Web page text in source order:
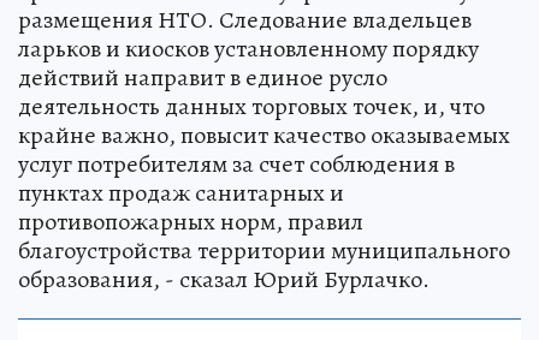
органами местного самоуправления схему
размещения НТО. Следование владельцев
ларьков и киосков установленному порядку
действий направит в единое русло
деятельность данных торговых точек, и, что
крайне важно, повысит качество оказываемых
услуг потребителям за счет соблюдения в
пунктах продаж санитарных и
противопожарных норм, правил
благоустройства территории муниципального
образования, - сказал Юрий Бурлачко.